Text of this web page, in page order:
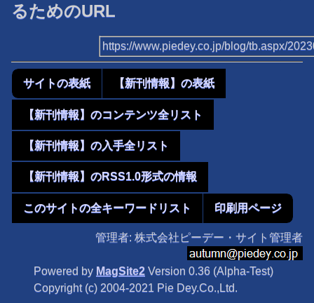
るためのURL
https://www.piedey.co.jp/blog/tb.aspx/
サイトの表紙 【新刊情報】の表紙
【新刊情報】のコンテンツ全リスト
【新刊情報】の入手全リスト
【新刊情報】のRSS1.0形式の情報
このサイトの全キーワードリスト 印刷用ページ
管理者: 株式会社ピーデー・サイト管理者
Powered by MagSite2 Version 0.36 (Alpha-Test)
Copyright (c) 2004-2021 Pie Dey.Co.,Ltd.